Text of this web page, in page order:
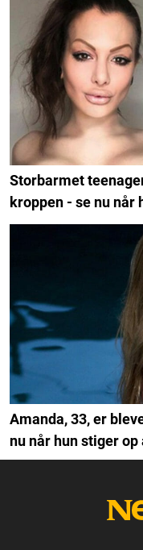
Storbarmet
kroppen - se nu når
Amanda, 33, er
nu når hun stiger op